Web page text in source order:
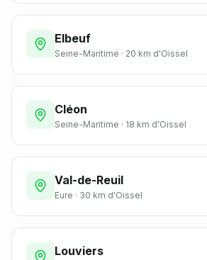
Elbeuf
Seine-Maritime · 20 km d'Oissel
Cléon
Seine-Maritime · 18 km d'Oissel
Val-de-Reuil
Eure · 30 km d'Oissel
Louviers